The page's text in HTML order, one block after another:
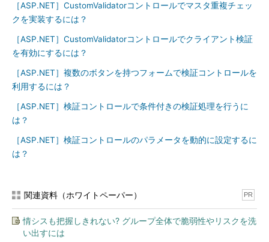
［ASP.NET］CustomValidatorコントロールでマスタ重複チェッ
クを実装するには？
［ASP.NET］CustomValidatorコントロールでクライアント検証
を有効にするには？
［ASP.NET］複数のボタンを持つフォームで検証コントロールを
利用するには？
［ASP.NET］検証コントロールで条件付きの検証処理を行うに
は？
［ASP.NET］検証コントロールのパラメータを動的に設定するに
は？
関連資料（ホワイトペーパー） PR
情シスも把握しきれない? グループ全体で脆弱性やリスクを洗
い出すには